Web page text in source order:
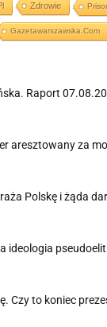
Zdrowie
Gazetawarszawska.com
Raport
aresztowany za
Polskę i żąda
ideologia pseudoelit
Czy to koniec